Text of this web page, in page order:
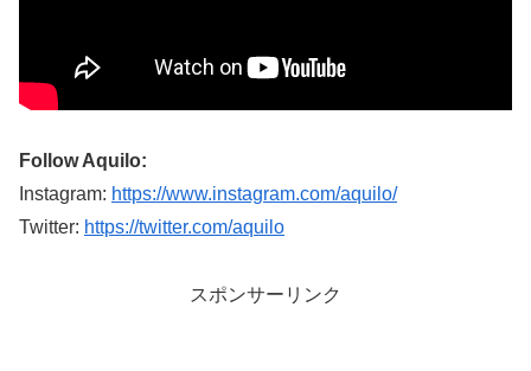
Follow Aquilo:
Instagram: https://www.instagram.com/aquilo/
Twitter: https://twitter.com/aquilo
スポンサーリンク